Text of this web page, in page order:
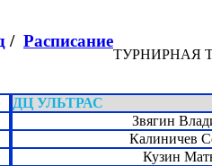
/ Расписание
ТУРНИРНАЯ
ДЦ УЛЬТРАС
Звягин
Калиничев
Кузин